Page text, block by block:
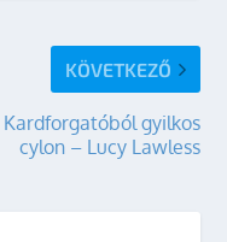
KÖVETKEZŐ
Kardforgatóból gyilkos
cylon – Lucy Lawless